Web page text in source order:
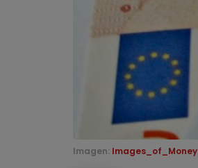
Imagen: Images_of_Money